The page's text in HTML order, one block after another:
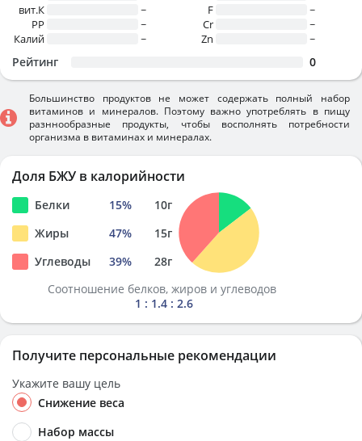
вит.К
~
PP
~
Калий
~
F
~
Cr
~
Zn
~
Рейтинг 0
Большинство продуктов не может содержать полный набор
витаминов и минералов. Поэтому важно употреблять в пищу
разннообразные продукты, чтобы восполнять потребности
организма в витаминах и минералах.
Доля БЖУ в калорийности
Белки 15% 10г
Жиры
47% 15г
Углеводы
39% 28г
Соотношение белков, жиров и углеводов
1 : 1.4 : 2.6
Получите персональные рекомендации
Укажите вашу цель
Снижение веса
Набор массы